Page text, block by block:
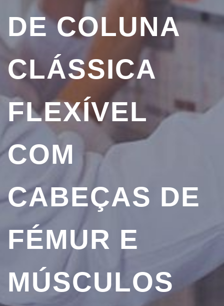
DE COLUNA
CLÁSSICA
FLEXÍVEL
COM
CABEÇAS DE
FÉMUR E
MÚSCULOS